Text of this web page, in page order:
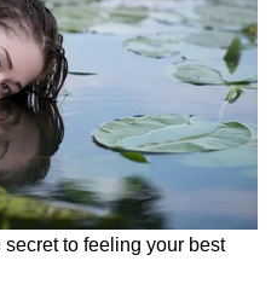
एक्ट्रेस?
में जो हीरोइन नजर आ